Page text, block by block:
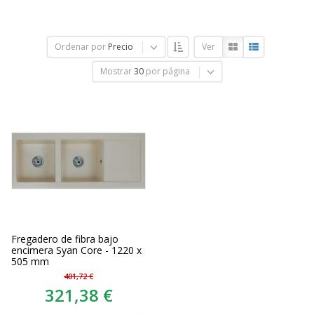
Ordenar por Precio Ver
Mostrar 30 por página
Fregadero de fibra bajo
encimera Syan Core - 1220 x
505 mm
401,72 €
321,38 €